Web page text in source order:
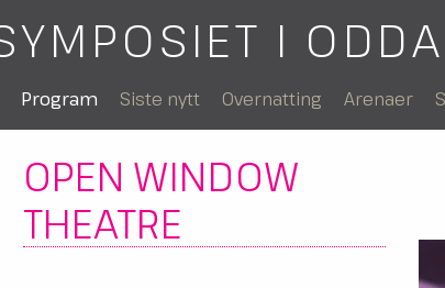
I
Program Siste nytt Overnatting Arenaer
OPEN WINDOW
THEATRE